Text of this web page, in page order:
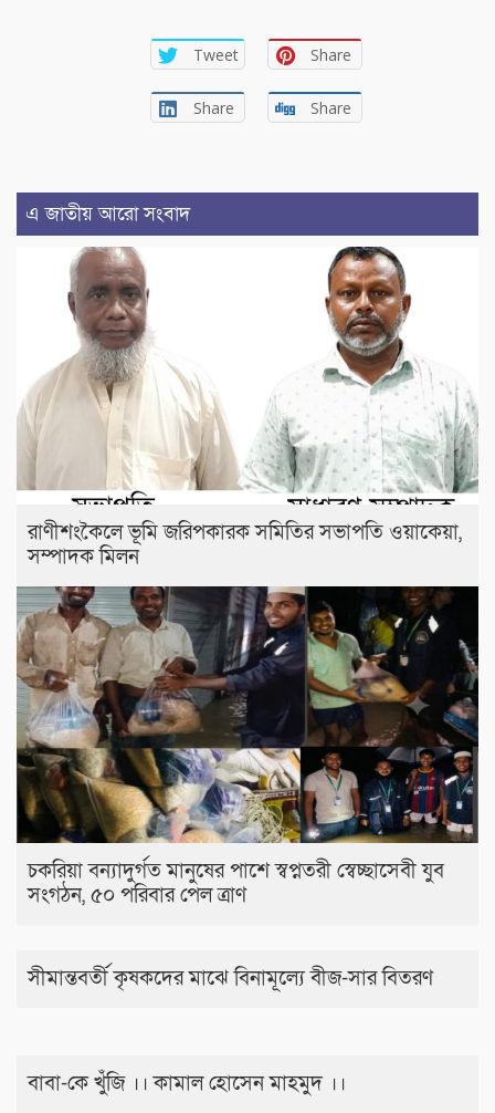
Tweet Share
Share Share
এ জাতীয় আরো সংবাদ
রাণীশংকৈলে ভূমি জরিপকারক সমিতির সভাপতি ওয়াকেয়া,
সম্পাদক মিলন
চকরিয়া বন্যাদুর্গত মানুষের পাশে স্বপ্নতরী স্বেচ্ছাসেবী যুব
সংগঠন, ৫০ পরিবার পেল ত্রাণ
সীমান্তবর্তী কৃষকদের মাঝে বিনামূল্যে বীজ-সার বিতরণ
বাবা-কে খুঁজি ।। কামাল হোসেন মাহমুদ ।।